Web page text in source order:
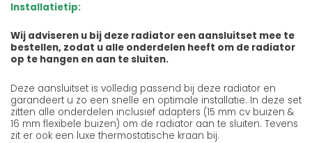
Installatietip:
Wij adviseren u bij deze radiator een aansluitset mee te
bestellen, zodat u alle onderdelen heeft om de radiator
op te hangen en aan te sluiten.
Deze aansluitset is volledig passend bij deze radiator en
garandeert u zo een snelle en optimale installatie. In deze set
zitten alle onderdelen inclusief adapters (15 mm cv buizen &
16 mm flexibele buizen) om de radiator aan te sluiten. Tevens
zit er ook een luxe thermostatische kraan bij.